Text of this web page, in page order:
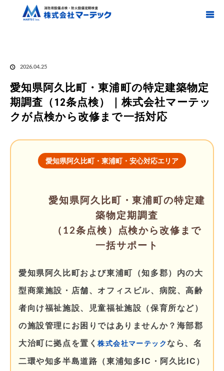
ブログ
愛知県阿久比町・東浦町 特定建築物定期調査 / 愛知県阿久比町・
2026.04.25
愛知県阿久比町・東浦町の特定建築物定
期調査（12条点検）｜株式会社マーテッ
クが点検から改修まで一括対応
愛知県阿久比町・東浦町・安心対応エリア
愛知県阿久比町・東浦町の特定建
築物定期調査
（12条点検）点検から改修まで
一括サポート
愛知県阿久比町および東浦町（知多郡）内の大
型商業施設・店舗、オフィスビル、病院、高齢
者向け福祉施設、児童福祉施設（保育所など）
の施設管理にお困りではありませんか？海部郡
大治町に拠点を置く株式会社マーテックなら、名
二環や知多半島道路（東浦知多IC・阿久比IC）